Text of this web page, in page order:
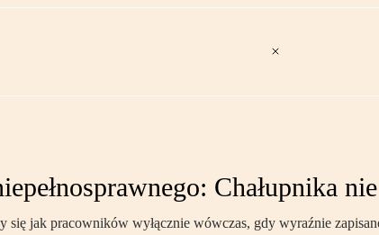
Chałupnika
się jak pracowników wyłącznie wówczas, gdy wyraźnie